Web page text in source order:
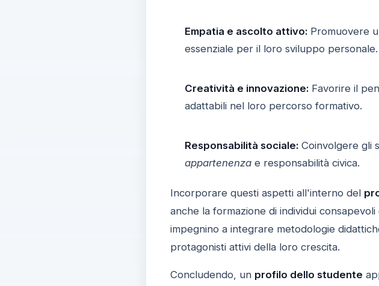
Empatia e ascolto attivo:Promuovere
essenziale per il loro sviluppo personale.
Creatività e innovazione:Favorire il
adattabili nel loro percorso formativo.
Responsabilità sociale:Coinvolgere gli
appartenenzae responsabilità civica.
Incorporare questi aspetti all'interno del
anche la formazione di individui
impegnino a integrare metodologie
protagonisti attivi della loro crescita.
Concludendo, un profilo dello studente